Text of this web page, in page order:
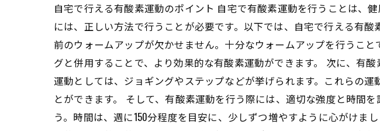
自宅で行える有酸素運動のポイント 自宅で有酸素運動を行うことは、
には、正しい方法で行うことが必要です。以下では、自宅で行える有
前のウォームアップが欠かせません。十分なウォームアップを行うこ
グと併用することで、より効果的な有酸素運動ができます。 次に、有
運動としては、ジョギングやステップなどが挙げられます。これらの
とができます。 そして、有酸素運動を行う際には、適切な強度と時間
う。時間は、週に150分程度を目安に、少しずつ増やすように心がけま